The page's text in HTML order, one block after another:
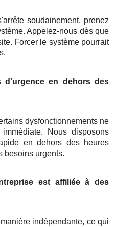
soudainement, prenez
Appelez-nous dès que
Forcer le système pourrait
d'urgence en dehors des
dysfonctionnements ne
Nous disposons
en dehors des heures
besoins urgents.
est affiliée à des
indépendante, ce qui